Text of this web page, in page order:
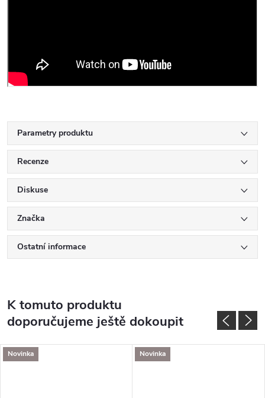
Parametry produktu
Recenze
Diskuse
Značka
Ostatní informace
K tomuto produktu
doporučujeme ještě dokoupit
Novinka Novinka